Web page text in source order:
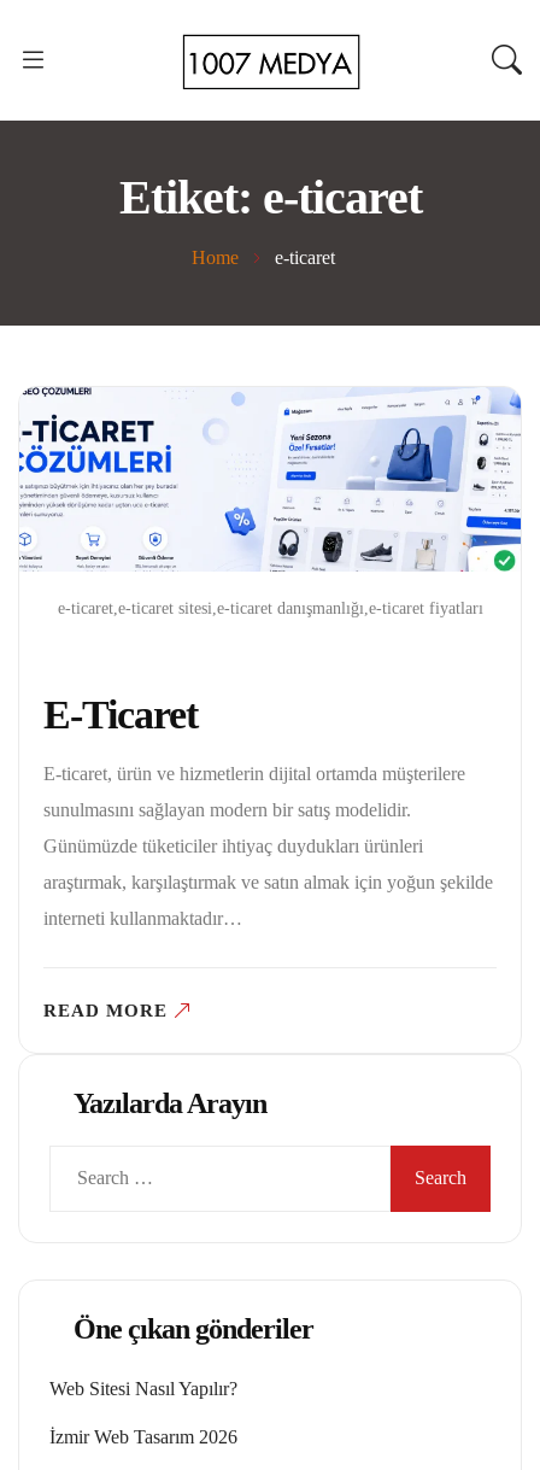
Etiket: e-ticaret
Home e-ticaret
e-ticaret,e-ticaret sitesi,e-ticaret danışmanlığı,e-ticaret fiyatları
E-Ticaret
E-ticaret, ürün ve hizmetlerin dijital ortamda müşterilere
sunulmasını sağlayan modern bir satış modelidir.
Günümüzde tüketiciler ihtiyaç duydukları ürünleri
araştırmak, karşılaştırmak ve satın almak için yoğun şekilde
interneti kullanmaktadır…
READ MORE
Yazılarda Arayın
Öne çıkan gönderiler
Web Sitesi Nasıl Yapılır?
İzmir Web Tasarım 2026